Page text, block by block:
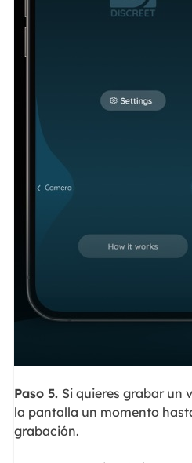
Paso 5. Si quieres grabar un
la pantalla un momento
grabación.